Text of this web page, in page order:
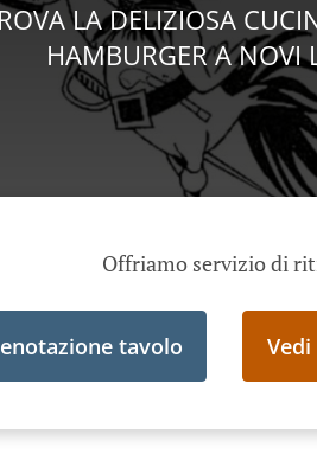
LA DELIZIOSA
HAMBURGER A NOVI
Offriamo servizio di
tavolo